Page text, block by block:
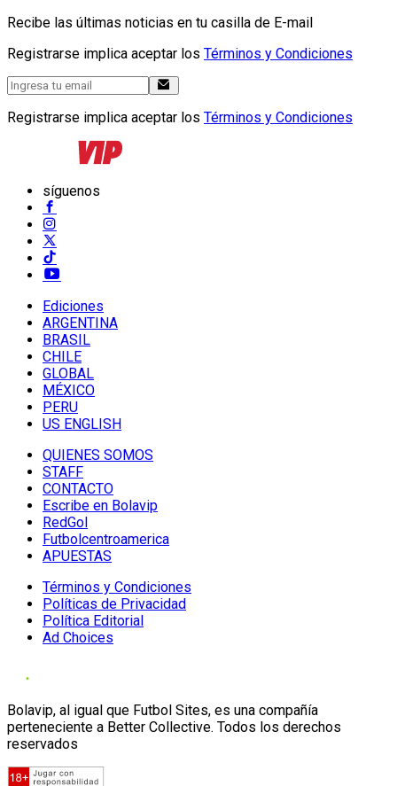
Recibe las últimas noticias en tu casilla de E-mail
Registrarse implica aceptar los Términos y Condiciones
Registrarse implica aceptar los Términos y Condiciones
síguenos
Ediciones
ARGENTINA
BRASIL
CHILE
GLOBAL
MÉXICO
PERU
US ENGLISH
QUIENES SOMOS
STAFF
CONTACTO
Escribe en Bolavip
RedGol
Futbolcentroamerica
APUESTAS
Términos y Condiciones
Políticas de Privacidad
Política Editorial
Ad Choices
Bolavip, al igual que Futbol Sites, es una compañía
perteneciente a Better Collective. Todos los derechos
reservados